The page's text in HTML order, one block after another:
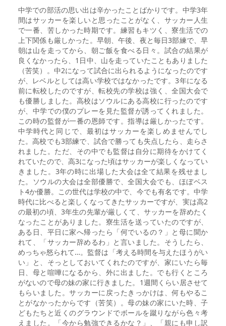
中学での部活の思い出は辛かったことばかりです。中学3年
間はサッカーを楽しいと思ったことがなく、サッカー人生
で一番、苦しかった時期です。練習もキツく、寮生活での
上下関係も厳しかった。早朝、午後、夜と毎日3部練で、早
朝は山を走ってから、朝ご飯を食べる日々。試合の結果が
良くなかったら、1日中、山を走っていたこともありました
（苦笑）。中2になって試合に出られるようになったのです
が、レベルとしては高い学校ではなかったです。3年になる
前に転校したのですが、転校先の学校は強く、全国大会で
も優勝しました。高校はソウルにある高校に行ったのです
が、中学での僕のプレーを見た監督が誘ってくれました。
この時の監督が一番の恩師です。指導は厳しかったです。
中学時代と同じで、最初はサッカーを楽しめませんでし
た。高校でも3部練で、試合で勝っても失点したら、走らさ
れました。ただ、その中でも監督は自分に期待をかけてく
れていたので、高3になった頃はサッカーが楽しくなってい
きました。3年の時に出場した大会は全て結果を残せまし
た。ソウルの大会は全部優勝で、全国大会でも、ほぼベス
ト4か優勝。この世代は学校の中で、今でも有名です。中学
時代に比べると楽しくなってきたサッカーですが、実は高2
の最初の頃、3年生の先輩が厳しくて、サッカーを辞めたく
なったことがありました。寮生活を送っていたのですが、
ある日、平日に家へ帰ったら「何でいるの？」と母に聞か
れて、「サッカー辞めるわ」と言いました。そうしたら、
めっちゃ怒られて…。監督は「考える時間を与えたほうがい
い」と、そっとしておいてくれたのですが、家にいたら毎
日、母と喧嘩になるから、外に出ました。でも行くところ
がないので母の妹の家に行きました。1週間くらい居させて
もらいました。サッカーに戻ったきっかけは、何もやるこ
とがなかったからです（苦笑）。母の妹の家にいた時、子
どもたちと近くのグラウンドでボールを蹴りながら色々考
えました。「今から勉強できるかな？」、「親にも申し訳